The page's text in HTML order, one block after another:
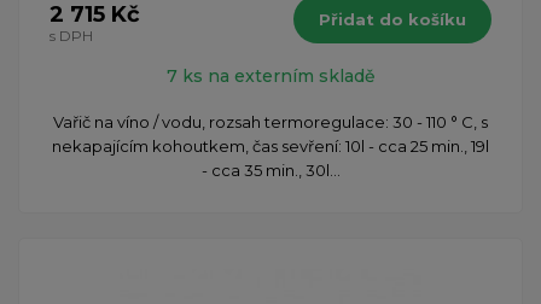
2 715 Kč
s DPH
Přidat do košíku
7 ks na externím skladě
Vařič na víno / vodu, rozsah termoregulace: 30 - 110 ° C, s
nekapajícím kohoutkem, čas sevření: 10l - cca 25 min., 19l
- cca 35 min., 30l...